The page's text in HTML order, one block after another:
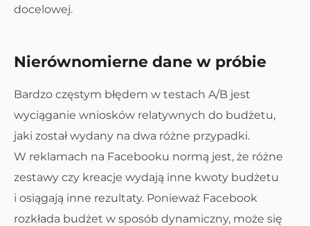
docelowej.
Nierównomierne dane w próbie
Bardzo częstym błędem w testach A/B jest
wyciąganie wniosków relatywnych do budżetu,
jaki został wydany na dwa różne przypadki.
W reklamach na Facebooku normą jest, że różne
zestawy czy kreacje wydają inne kwoty budżetu
i osiągają inne rezultaty. Ponieważ Facebook
rozkłada budżet w sposób dynamiczny, może się